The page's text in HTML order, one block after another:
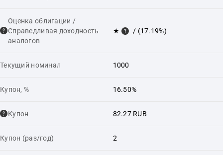
Оценка облигации /
Справедливая доходность
аналогов
★ / (17.19%)
Текущий номинал 1000
Купон, % 16.50%
Купон 82.27 RUB
Купон (раз/год) 2